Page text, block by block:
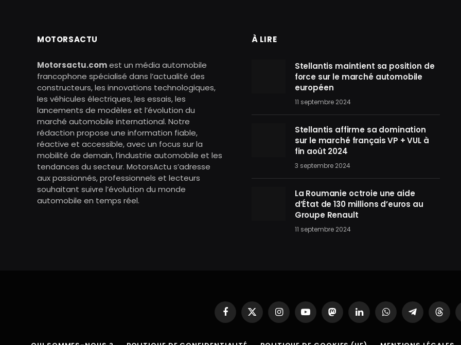
MOTORSACTU
Motorsactu.comest un média automobile
francophone spécialisé dans l’actualité des
constructeurs, les innovations technologiques,
les véhicules électriques, les essais, les
lancements de modèles et l’évolution du
marché automobile international. Notre
rédaction propose une information fiable,
réactive et accessible, avec un focus sur la
mobilité de demain, l’industrie automobile et les
tendances du secteur. MotorsActu s’adresse
aux passionnés, professionnels et lecteurs
souhaitant suivre l’évolution du monde
automobile en temps réel.
À LIRE
Stellantis maintient sa position de
force sur le marché automobile
européen
11 septembre 2024
Stellantis affirme sa domination
sur le marché français VP + VUL à
fin août 2024
3 septembre 2024
La Roumanie octroie une aide
d’État de 130 millions d’euros au
Groupe Renault
11 septembre 2024
Facebook
X
(Twitter)
InstagramYouTubeMastodonLinkedInWhatsAppPartager
sur